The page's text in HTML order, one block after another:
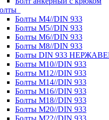
Болты М4//DIN 933
Болты М5//DIN 933
Болты М6//DIN 933
Болты М8//DIN 933
Болты DIN 933
Болты М10//DIN 933
Болты М12//DIN 933
Болты М14//DIN 933
Болты М16//DIN 933
Болты М18//DIN 933
Болты М20//DIN 933
Болты М22//DIN 933